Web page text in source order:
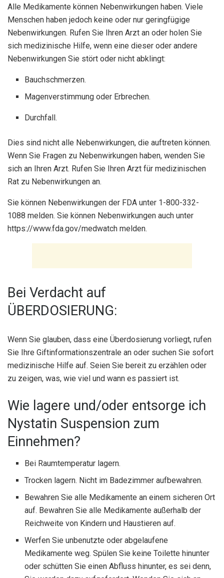
Alle Medikamente können Nebenwirkungen haben. Viele
Menschen haben jedoch keine oder nur geringfügige
Nebenwirkungen. Rufen Sie Ihren Arzt an oder holen Sie
sich medizinische Hilfe, wenn eine dieser oder andere
Nebenwirkungen Sie stört oder nicht abklingt:
Bauchschmerzen.
Magenverstimmung oder Erbrechen.
Durchfall.
Dies sind nicht alle Nebenwirkungen, die auftreten können.
Wenn Sie Fragen zu Nebenwirkungen haben, wenden Sie
sich an Ihren Arzt. Rufen Sie Ihren Arzt für medizinischen
Rat zu Nebenwirkungen an.
Sie können Nebenwirkungen der FDA unter 1-800-332-
1088 melden. Sie können Nebenwirkungen auch unter
https://www.fda.gov/medwatch melden.
Bei Verdacht auf
ÜBERDOSIERUNG:
Wenn Sie glauben, dass eine Überdosierung vorliegt, rufen
Sie Ihre Giftinformationszentrale an oder suchen Sie sofort
medizinische Hilfe auf. Seien Sie bereit zu erzählen oder
zu zeigen, was, wie viel und wann es passiert ist.
Wie lagere und/oder entsorge ich
Nystatin Suspension zum
Einnehmen?
Bei Raumtemperatur lagern.
Trocken lagern. Nicht im Badezimmer aufbewahren.
Bewahren Sie alle Medikamente an einem sicheren Ort
auf. Bewahren Sie alle Medikamente außerhalb der
Reichweite von Kindern und Haustieren auf.
Werfen Sie unbenutzte oder abgelaufene
Medikamente weg. Spülen Sie keine Toilette hinunter
oder schütten Sie einen Abfluss hinunter, es sei denn,